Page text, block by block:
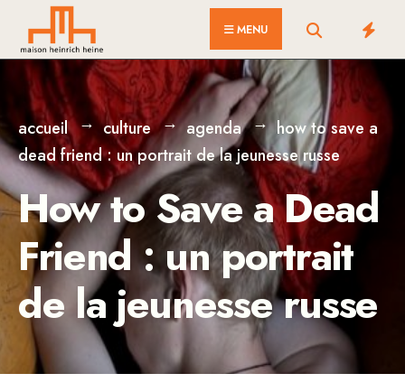
content
MENU
accueil culture agenda
how to save a
dead friend : un portrait de la jeunesse russe
How to Save a Dead
Friend : un portrait
de la jeunesse russe